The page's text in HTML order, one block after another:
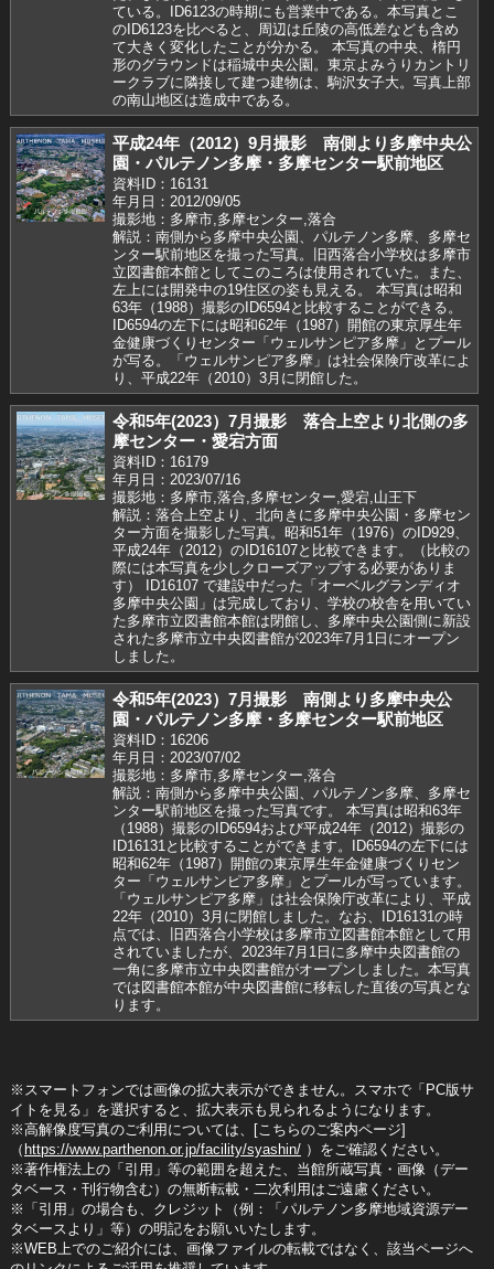
ている。ID6123の時期にも営業中である。本写真とこ
のID6123を比べると、周辺は丘陵の高低差なども含め
て大きく変化したことが分かる。 本写真の中央、楕円
形のグラウンドは稲城中央公園。東京よみうりカントリ
ークラブに隣接して建つ建物は、駒沢女子大。写真上部
の南山地区は造成中である。
平成24年（2012）9月撮影 南側より多摩中央公
園・パルテノン多摩・多摩センター駅前地区
資料ID：16131
年月日：2012/09/05
撮影地：多摩市,多摩センター,落合
解説：南側から多摩中央公園、パルテノン多摩、多摩セ
ンター駅前地区を撮った写真。旧西落合小学校は多摩市
立図書館本館としてこのころは使用されていた。また、
左上には開発中の19住区の姿も見える。 本写真は昭和
63年（1988）撮影のID6594と比較することができる。
ID6594の左下には昭和62年（1987）開館の東京厚生年
金健康づくりセンター「ウェルサンピア多摩」とプール
が写る。「ウェルサンピア多摩」は社会保険庁改革によ
り、平成22年（2010）3月に閉館した。
令和5年(2023）7月撮影 落合上空より北側の多
摩センター・愛宕方面
資料ID：16179
年月日：2023/07/16
撮影地：多摩市,落合,多摩センター,愛宕,山王下
解説：落合上空より、北向きに多摩中央公園・多摩セン
ター方面を撮影した写真。昭和51年（1976）のID929、
平成24年（2012）のID16107と比較できます。（比較の
際には本写真を少しクローズアップする必要がありま
す） ID16107 で建設中だった「オーベルグランディオ
多摩中央公園」は完成しており、学校の校舎を用いてい
た多摩市立図書館本館は閉館し、多摩中央公園側に新設
された多摩市立中央図書館が2023年7月1日にオープン
しました。
令和5年(2023）7月撮影 南側より多摩中央公
園・パルテノン多摩・多摩センター駅前地区
資料ID：16206
年月日：2023/07/02
撮影地：多摩市,多摩センター,落合
解説：南側から多摩中央公園、パルテノン多摩、多摩セ
ンター駅前地区を撮った写真です。 本写真は昭和63年
（1988）撮影のID6594および平成24年（2012）撮影の
ID16131と比較することができます。ID6594の左下には
昭和62年（1987）開館の東京厚生年金健康づくりセン
ター「ウェルサンピア多摩」とプールが写っています。
「ウェルサンピア多摩」は社会保険庁改革により、平成
22年（2010）3月に閉館しました。なお、ID16131の時
点では、旧西落合小学校は多摩市立図書館本館として用
されていましたが、2023年7月1日に多摩中央図書館の
一角に多摩市立中央図書館がオープンしました。本写真
では図書館本館が中央図書館に移転した直後の写真とな
ります。
※スマートフォンでは画像の拡大表示ができません。スマホで「PC版サ
イトを見る」を選択すると、拡大表示も見られるようになります。
※高解像度写真のご利用については、[こちらのご案内ページ]
（ https://www.parthenon.or.jp/facility/syashin/）をご確認ください。
※著作権法上の「引用」等の範囲を超えた、当館所蔵写真・画像（デー
タベース・刊行物含む）の無断転載・二次利用はご遠慮ください。
※「引用」の場合も、クレジット（例：「パルテノン多摩地域資源デー
タベースより」等）の明記をお願いいたします。
※WEB上でのご紹介には、画像ファイルの転載ではなく、該当ページへ